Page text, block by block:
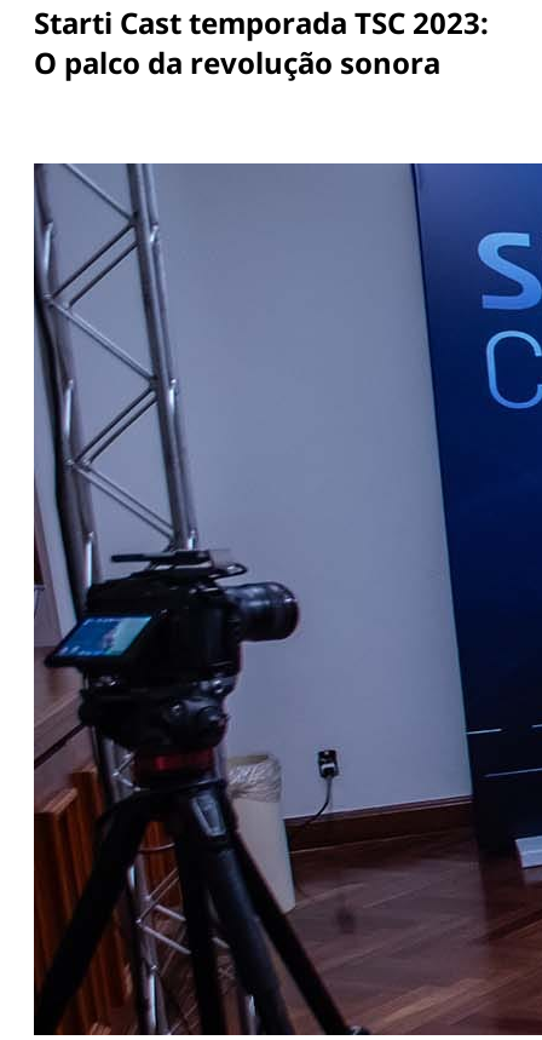
Starti Cast temporada TSC 2023:
O palco da revolução sonora